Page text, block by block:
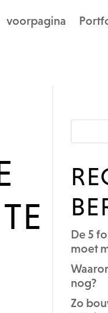
voorpagina
De 5
moet
nog?
Zo